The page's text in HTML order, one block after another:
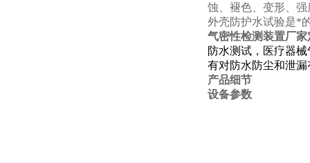
蚀、褪色、变形、
外壳防护水试验是*
气密性检测装置厂
防水测试，医疗器
有对防水防尘和泄
产品细节
设备参数